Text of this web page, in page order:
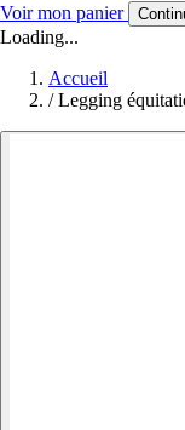
Voir mon panier
Loading...
Accueil
/ Legging